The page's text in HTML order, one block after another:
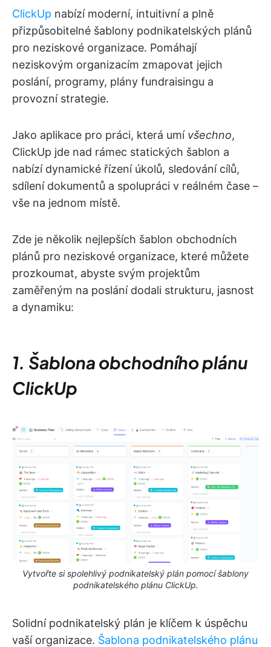
ClickUp nabízí moderní, intuitivní a plně
přizpůsobitelné šablony podnikatelských plánů
pro neziskové organizace. Pomáhají
neziskovým organizacím zmapovat jejich
poslání, programy, plány fundraisingu a
provozní strategie.
Jako aplikace pro práci, která umí všechno,
ClickUp jde nad rámec statických šablon a
nabízí dynamické řízení úkolů, sledování cílů,
sdílení dokumentů a spolupráci v reálném čase –
vše na jednom místě.
Zde je několik nejlepších šablon obchodních
plánů pro neziskové organizace, které můžete
prozkoumat, abyste svým projektům
zaměřeným na poslání dodali strukturu, jasnost
a dynamiku:
1. Šablona obchodního plánu
ClickUp
Vytvořte si spolehlivý podnikatelský plán pomocí šablony
podnikatelského plánu ClickUp.
Solidní podnikatelský plán je klíčem k úspěchu
vaší organizace. Šablona podnikatelského plánu